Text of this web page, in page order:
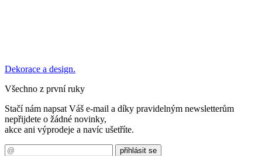
Dekorace a design.
Všechno z první ruky
Stačí nám napsat Váš e-mail a díky pravidelným newsletterům
nepřijdete o žádné novinky,
akce ani výprodeje a navíc ušetříte.